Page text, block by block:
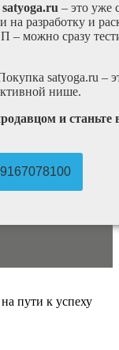
satyoga.ru – это уже
на разработку и
– можно сразу
satyoga.ru –
нише.
и
пути к успеху